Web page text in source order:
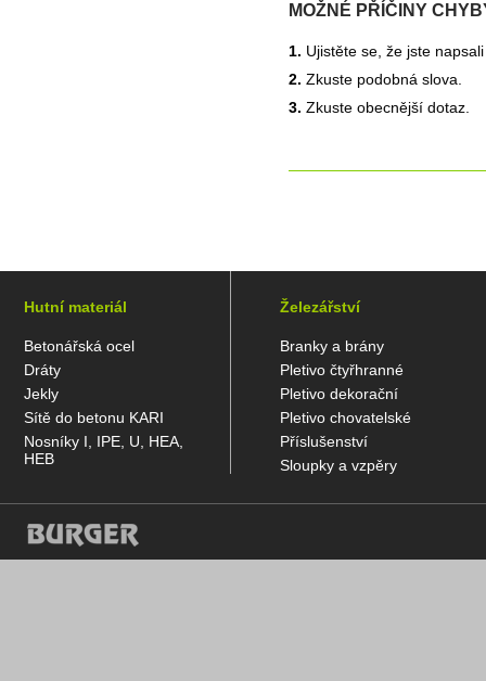
MOŽNÉ PŘÍČINY
1. Ujistěte se, že jste
2. Zkuste podobná slova.
3. Zkuste obecnější dotaz.
Hutní materiál
Betonářská ocel
Dráty
Jekly
Sítě do betonu KARI
Nosníky I, IPE, U, HEA,
HEB
Železářství
Branky a brány
Pletivo čtyřhranné
Pletivo dekorační
Pletivo chovatelské
Příslušenství
Sloupky a vzpěry